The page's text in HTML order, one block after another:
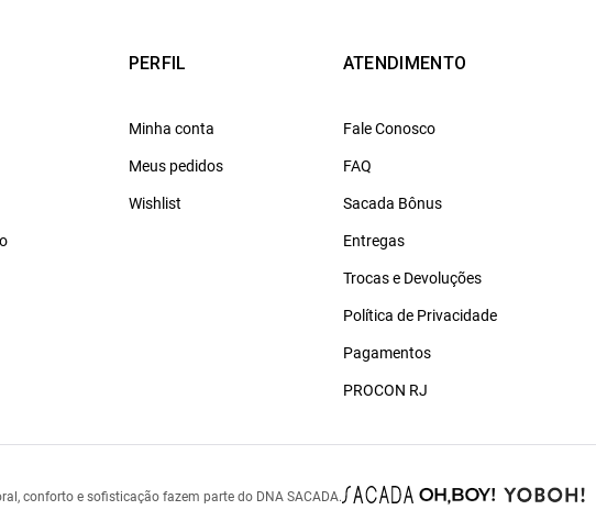
PERFIL
Minha conta
Meus pedidos
Wishlist
ATENDIMENTO
Fale Conosco
FAQ
Sacada Bônus
Entregas
Trocas e Devoluções
Política de Privacidade
Pagamentos
PROCON RJ
conforto e sofisticação fazem parte do DNA SACADA.